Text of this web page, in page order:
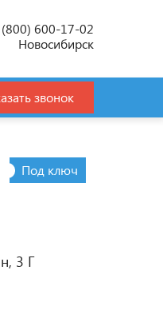
600-17-02
Новосибирск
звонок
Под ключ
3 Г